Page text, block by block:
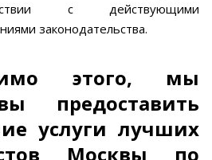
с действующими
законодательства.
этого, мы
предоставить
услуги лучших
Москвы по